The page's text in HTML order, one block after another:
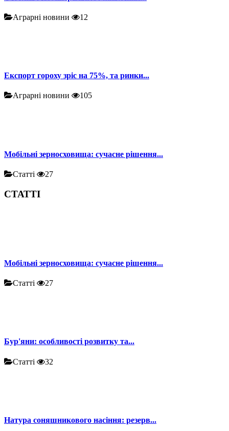
Аграрні новини 12
Експорт гороху зріс на 75%, та ринки...
Аграрні новини 105
Мобільні зерносховища: сучасне рішення...
Статті 27
СТАТТІ
Мобільні зерносховища: сучасне рішення...
Статті 27
Бур'яни: особливості розвитку та...
Статті 32
Натура соняшникового насіння: резерв...